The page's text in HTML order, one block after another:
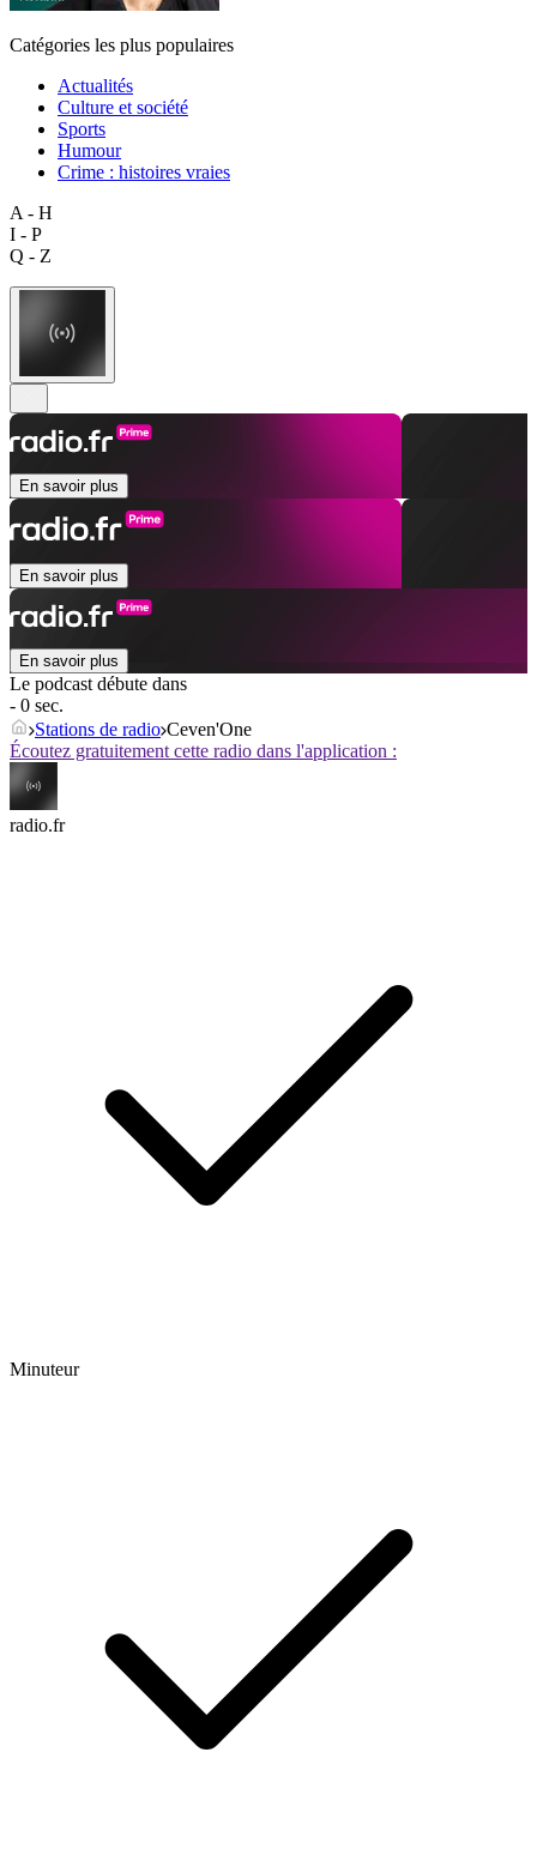
Catégories les plus populaires
Actualités
Culture et société
Sports
Humour
Crime : histoires vraies
A - H
I - P
Q - Z
En savoir plus
En savoir plus
En savoir plus
Le podcast débute dans
- 0 sec.
Stations de radio Ceven'One
Écoutez gratuitement cette radio dans l'application :
radio.fr
Minuteur